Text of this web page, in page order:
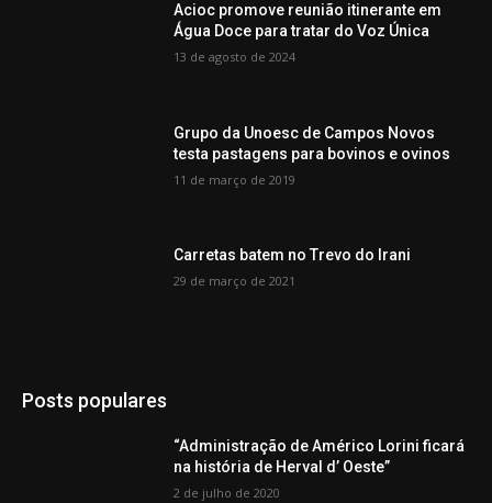
Acioc promove reunião itinerante em
Água Doce para tratar do Voz Única
13 de agosto de 2024
Grupo da Unoesc de Campos Novos
testa pastagens para bovinos e ovinos
11 de março de 2019
Carretas batem no Trevo do Irani
29 de março de 2021
Posts populares
“Administração de Américo Lorini ficará
na história de Herval d’ Oeste”
2 de julho de 2020